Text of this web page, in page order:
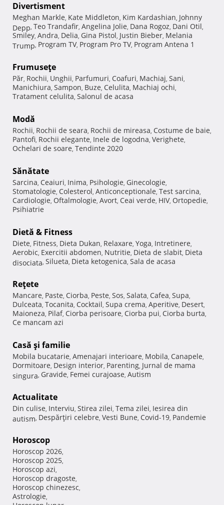
Divertisment
Meghan Markle, Kate Middleton, Kim Kardashian, Johnny
Depp, Teo Trandafir, Angelina Jolie, Dana Rogoz, Dani Otil,
Smiley, Andra, Delia, Gina Pistol, Justin Bieber, Melania
Trump, Program TV, Program Pro TV, Program Antena 1
Frumuseţe
Păr, Rochii, Unghii, Parfumuri, Coafuri, Machiaj, Sani,
Manichiura, Sampon, Buze, Celulita, Machiaj ochi,
Tratament celulita, Salonul de acasa
Modă
Rochii, Rochii de seara, Rochii de mireasa, Costume de baie,
Pantofi, Rochii elegante, Inele de logodna, Verighete,
Ochelari de soare, Tendinte 2020
Sănătate
Sarcina, Ceaiuri, Inima, Psihologie, Ginecologie,
Stomatologie, Colesterol, Anticonceptionale, Test sarcina,
Cardiologie, Oftalmologie, Avort, Ceai verde, HIV, Ortopedie,
Psihiatrie
Dietă & Fitness
Diete, Fitness, Dieta Dukan, Relaxare, Yoga, Intretinere,
Aerobic, Exercitii abdomen, Nutritie, Dieta de slabit, Dieta
disociata, Silueta, Dieta ketogenica, Sala de acasa
Reţete
Mancare, Paste, Ciorba, Peste, Sos, Salata, Cafea, Supa,
Dulceata, Tocanita, Cocktail, Supa crema, Aperitive, Desert,
Maioneza, Pilaf, Ciorba perisoare, Ciorba pui, Ciorba burta,
Ce mancam azi
Casă şi familie
Mobila bucatarie, Amenajari interioare, Mobila, Canapele,
Dormitoare, Design interior, Parenting, Jurnal de mama
singura, Gravide, Femei curajoase, Autism
Actualitate
Din culise, Interviu, Stirea zilei, Tema zilei, Iesirea din
autism, Despărţiri celebre, Vesti Bune, Covid-19, Pandemie
Horoscop
Horoscop 2026,
Horoscop 2025,
Horoscop azi,
Horoscop dragoste,
Horoscop chinezesc,
Astrologie,